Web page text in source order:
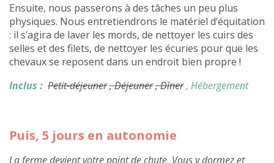
Ensuite, nous passerons à des tâches un peu plus
physiques. Nous entretiendrons le matériel d’équitation
: il s’agira de laver les mords, de nettoyer les cuirs des
selles et des filets, de nettoyer les écuries pour que les
chevaux se reposent dans un endroit bien propre !
Inclus : Petit-déjeuner, Déjeuner, Dîner, Hébergement
Puis, 5 jours en autonomie
La ferme devient votre point de chute. Vous y dormez et